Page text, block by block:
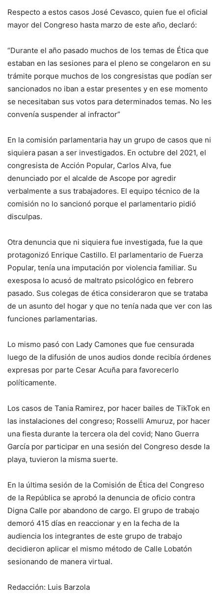
Respecto a estos casos José Cevasco, quien fue el oficial
mayor del Congreso hasta marzo de este año, declaró:
“Durante el año pasado muchos de los temas de Ética que
estaban en las sesiones para el pleno se congelaron en su
trámite porque muchos de los congresistas que podían ser
sancionados no iban a estar presentes y en ese momento
se necesitaban sus votos para determinados temas. No les
convenía suspender al infractor”
En la comisión parlamentaria hay un grupo de casos que ni
siquiera pasan a ser investigados. En octubre del 2021, el
congresista de Acción Popular, Carlos Alva, fue
denunciado por el alcalde de Ascope por agredir
verbalmente a sus trabajadores. El equipo técnico de la
comisión no lo sancionó porque el parlamentario pidió
disculpas.
Otra denuncia que ni siquiera fue investigada, fue la que
protagonizó Enrique Castillo. El parlamentario de Fuerza
Popular, tenía una imputación por violencia familiar. Su
exesposa lo acusó de maltrato psicológico en febrero
pasado. Sus colegas de ética consideraron que se trataba
de un asunto del hogar y que no tenía nada que ver con las
funciones parlamentarias.
Lo mismo pasó con Lady Camones que fue censurada
luego de la difusión de unos audios donde recibía órdenes
expresas por parte Cesar Acuña para favorecerlo
políticamente.
Los casos de Tania Ramirez, por hacer bailes de TikTok en
las instalaciones del congreso; Rosselli Amuruz, por hacer
una fiesta durante la tercera ola del covid; Nano Guerra
García por participar en una sesión del Congreso desde la
playa, tuvieron la misma suerte.
En la última sesión de la Comisión de Ética del Congreso
de la República se aprobó la denuncia de oficio contra
Digna Calle por abandono de cargo. El grupo de trabajo
demoró 415 días en reaccionar y en la fecha de la
audiencia los integrantes de este grupo de trabajo
decidieron aplicar el mismo método de Calle Lobatón
sesionando de manera virtual.
Redacción: Luis Barzola